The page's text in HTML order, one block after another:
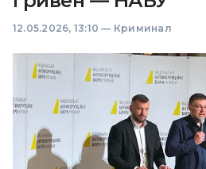
12.05.2026, 13:10 — Криминал